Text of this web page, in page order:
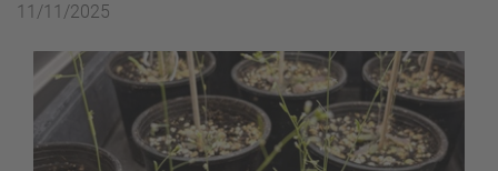
11/11/2025